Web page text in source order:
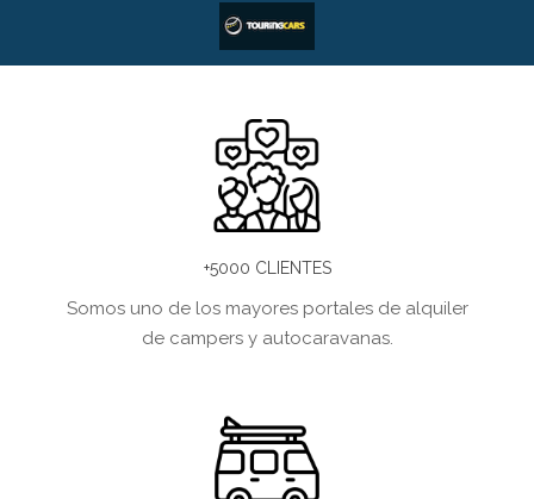
+5000 CLIENTES
Somos uno de los mayores portales de alquiler
de campers y autocaravanas.